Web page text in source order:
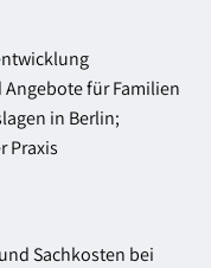
für Familien
in Berlin;
Praxis
Sachkosten bei